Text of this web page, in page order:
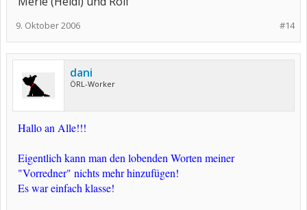
#14
9. Oktober 2006
dani
ÖRL-Worker
Hallo an Alle!!!
Eigentlich kann man den lobenden Worten meiner
"Vorredner" nichts mehr hinzufügen!
Es war einfach klasse!